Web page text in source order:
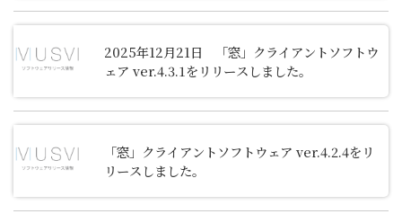
2025年12月21日 「窓」クライアントソフトウ
ェア ver.4.3.1をリリースしました。
「窓」クライアントソフトウェア ver.4.2.4をリ
リースしました。